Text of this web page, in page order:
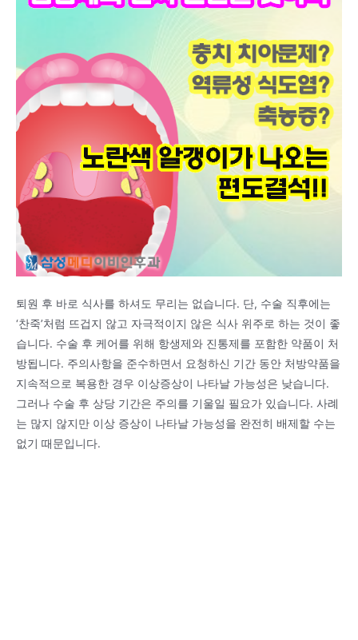
퇴원 후 바로 식사를 하셔도 무리는 없습니다. 단, 수술 직후에는
‘찬죽’처럼 뜨겁지 않고 자극적이지 않은 식사 위주로 하는 것이 좋
습니다. 수술 후 케어를 위해 항생제와 진통제를 포함한 약품이 처
방됩니다. 주의사항을 준수하면서 요청하신 기간 동안 처방약품을
지속적으로 복용한 경우 이상증상이 나타날 가능성은 낮습니다.
그러나 수술 후 상당 기간은 주의를 기울일 필요가 있습니다. 사례
는 많지 않지만 이상 증상이 나타날 가능성을 완전히 배제할 수는
없기 때문입니다.